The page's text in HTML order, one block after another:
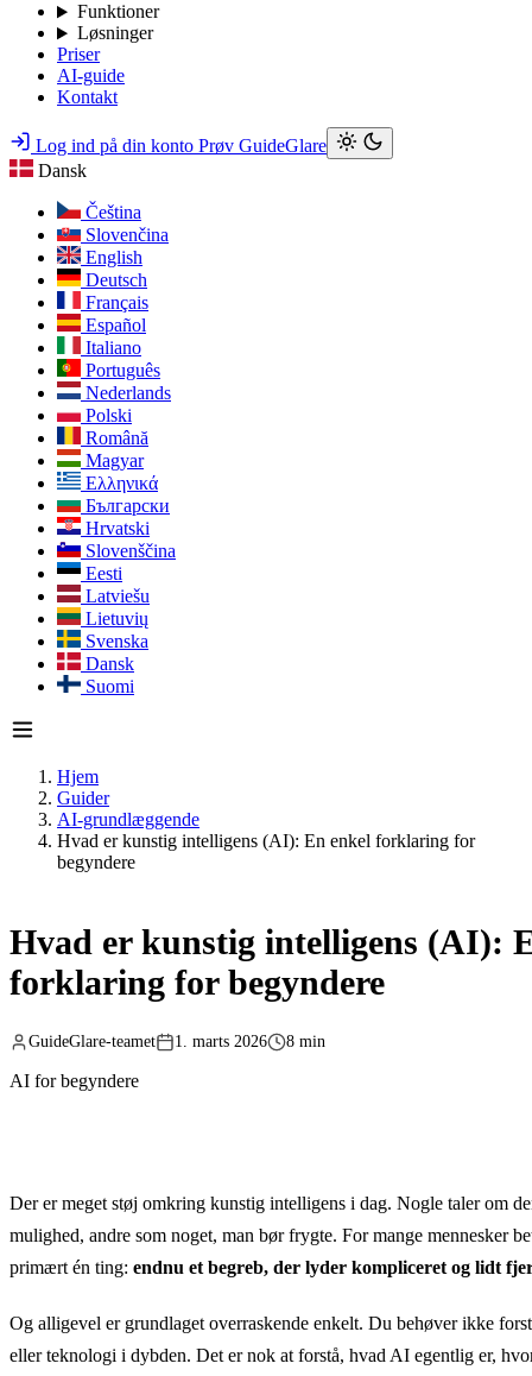
Funktioner
Løsninger
Priser
AI-guide
Kontakt
Log ind på din konto Prøv GuideGlare
Dansk
Čeština
Slovenčina
English
Deutsch
Français
Español
Italiano
Português
Nederlands
Polski
Română
Magyar
Ελληνικά
Български
Hrvatski
Slovenščina
Eesti
Latviešu
Lietuvių
Svenska
Dansk
Suomi
Hjem
Guider
AI-grundlæggende
Hvad er kunstig intelligens (AI): En enkel forklaring for
begyndere
Hvad er kunstig intelligens (AI):
forklaring for begyndere
GuideGlare-teamet 1. marts 2026 8 min
AI for begyndere
Der er meget støj omkring kunstig intelligens i dag. Nogle taler om
mulighed, andre som noget, man bør frygte. For mange mennesker
primært én ting: endnu et begreb, der lyder kompliceret og lidt
Og alligevel er grundlaget overraskende enkelt. Du behøver ikke
eller teknologi i dybden. Det er nok at forstå, hvad AI egentlig er,